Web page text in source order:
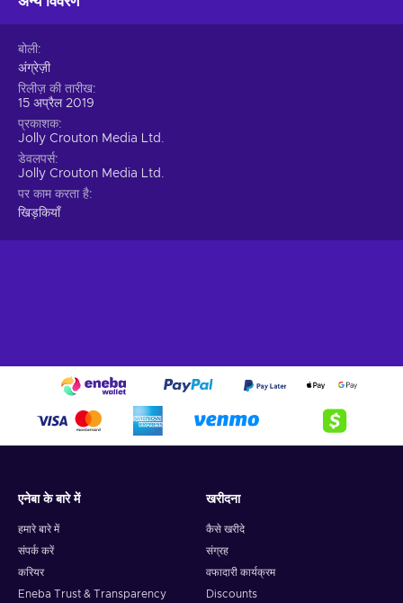
बोली
अंग्रेज़ी
रिलीज़ की तारीख
15 अप्रैल 2019
प्रकाशक
Jolly Crouton Media Ltd.
डेवलपर्स
Jolly Crouton Media Ltd.
पर काम करता है
खिड़कियाँ
एनेबा के बारे में
हमारे बारे में
संपर्क करें
करियर
Eneba Trust & Transparency
खरीदना
कैसे खरीदे
संग्रह
वफादारी कार्यक्रम
Discounts